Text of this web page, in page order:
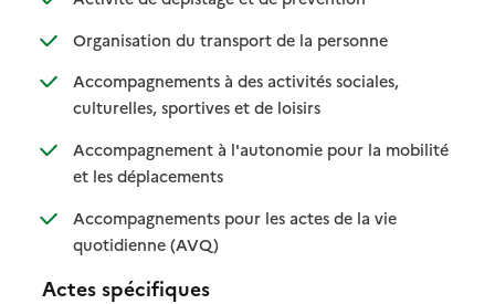
Organisation du transport de la personne: disponible
: non disponible
Accompagnements à des activités sociales,
culturelles, sportives et de loisirs: disponible
: non disponible
Accompagnement à l'autonomie pour la mobilité
et les déplacements: disponible
: non disponible
Accompagnements pour les actes de la vie
quotidienne (AVQ): disponible
: non disponible
Actes spécifiques